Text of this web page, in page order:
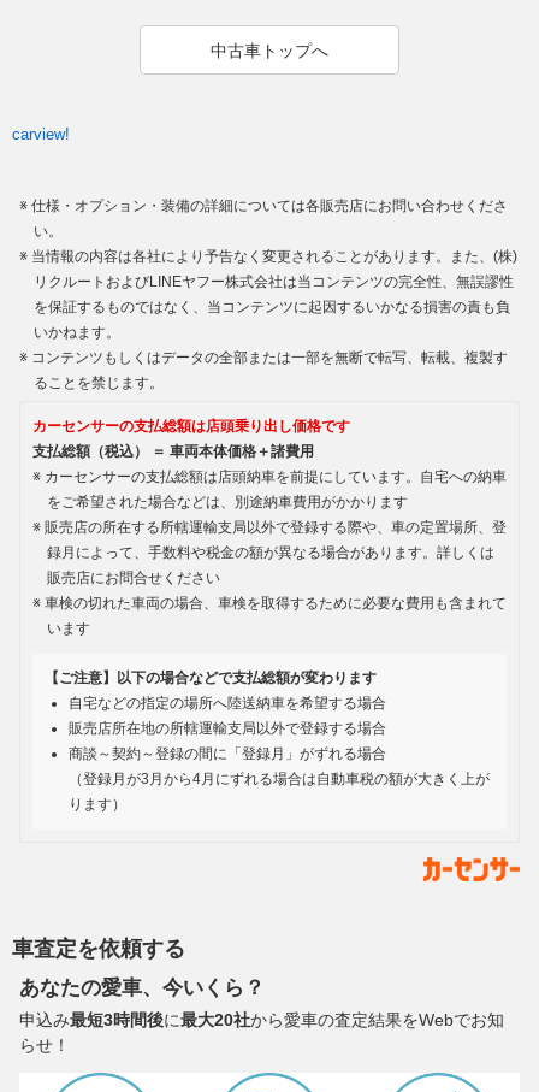
中古車トップへ
carview!
仕様・オプション・装備の詳細については各販売店にお問い合わせくださ
い。
当情報の内容は各社により予告なく変更されることがあります。また、(株)
リクルートおよびLINEヤフー株式会社は当コンテンツの完全性、無誤謬性
を保証するものではなく、当コンテンツに起因するいかなる損害の責も負
いかねます。
コンテンツもしくはデータの全部または一部を無断で転写、転載、複製す
ることを禁じます。
カーセンサーの支払総額は店頭乗り出し価格です
支払総額（税込） ＝ 車両本体価格＋諸費用
カーセンサーの支払総額は店頭納車を前提にしています。自宅への納車
をご希望された場合などは、別途納車費用がかかります
販売店の所在する所轄運輸支局以外で登録する際や、車の定置場所、登
録月によって、手数料や税金の額が異なる場合があります。詳しくは
販売店にお問合せください
車検の切れた車両の場合、車検を取得するために必要な費用も含まれて
います
【ご注意】以下の場合などで支払総額が変わります
自宅などの指定の場所へ陸送納車を希望する場合
販売店所在地の所轄運輸支局以外で登録する場合
商談～契約～登録の間に「登録月」がずれる場合
（登録月が3月から4月にずれる場合は自動車税の額が大きく上が
ります）
車査定を依頼する
あなたの愛車、今いくら？
申込み最短3時間後に最大20社から愛車の査定結果をWebでお知
らせ！